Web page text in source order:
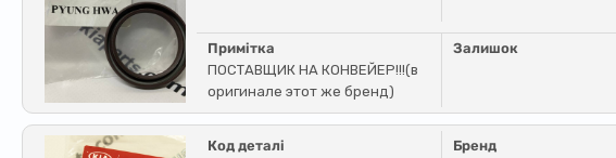
Примітка
ПОСТАВЩИК НА КОНВЕЙЕР!!!(в
оригинале этот же бренд)
Залишок
Код деталі
Бренд